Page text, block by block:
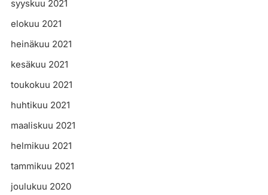
syyskuu 2021
elokuu 2021
heinäkuu 2021
kesäkuu 2021
toukokuu 2021
huhtikuu 2021
maaliskuu 2021
helmikuu 2021
tammikuu 2021
joulukuu 2020